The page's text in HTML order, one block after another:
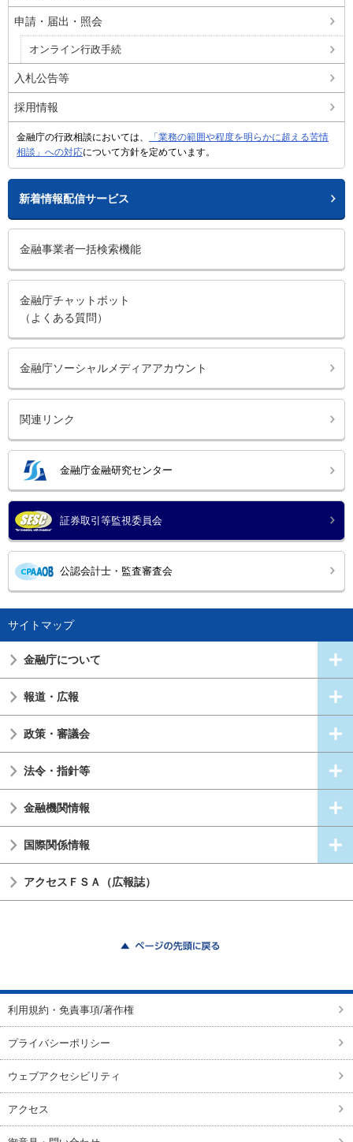
申請・届出・照会
オンライン行政手続
入札公告等
採用情報
金融庁の行政相談においては、
「業務の範囲や程度を明らかに超える苦情
相談」への対応について方針を定めています。
新着情報配信サービス
金融事業者一括検索機能
金融庁チャットボット
（よくある質問）
金融庁ソーシャルメディアアカウント
関連リンク
金融庁金融研究センター
証券取引等監視委員会
公認会計士・監査審査会
サイトマップ
金融庁について
報道・広報
政策・審議会
法令・指針等
金融機関情報
国際関係情報
アクセスＦＳＡ（広報誌）
利用規約・免責事項/著作権
プライバシーポリシー
ウェブアクセシビリティ
アクセス